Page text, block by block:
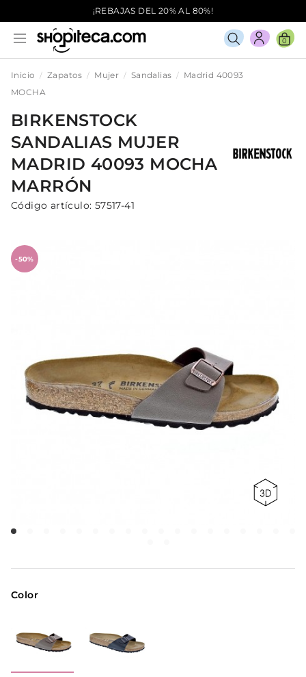
¡REBAJAS DEL 20% AL 80%!
0
Inicio Zapatos Mujer Sandalias
Madrid 40093
MOCHA
BIRKENSTOCK
SANDALIAS MUJER
MADRID 40093 MOCHA
MARRÓN
Código artículo: 57517-41
-50%
Color